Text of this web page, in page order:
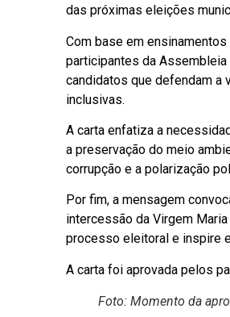
das próximas eleições
Com base em
participantes da
candidatos que defendam a
inclusivas.
A carta enfatiza a
a preservação do meio
corrupção e a polarização
Por fim, a mensagem
intercessão da Virgem
processo eleitoral e inspire
A carta foi aprovada pelos
Foto: Momento da